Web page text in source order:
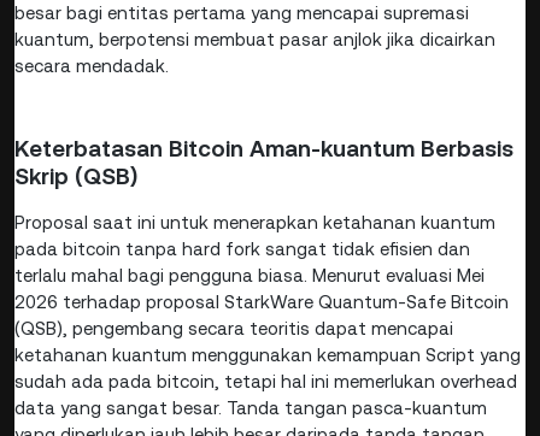
besar bagi entitas pertama yang mencapai supremasi
kuantum, berpotensi membuat pasar anjlok jika dicairkan
secara mendadak.
Keterbatasan Bitcoin Aman-kuantum Berbasis
Skrip (QSB)
Proposal saat ini untuk menerapkan ketahanan kuantum
pada bitcoin tanpa hard fork sangat tidak efisien dan
terlalu mahal bagi pengguna biasa. Menurut evaluasi Mei
2026 terhadap proposal StarkWare Quantum-Safe Bitcoin
(QSB), pengembang secara teoritis dapat mencapai
ketahanan kuantum menggunakan kemampuan Script yang
sudah ada pada bitcoin, tetapi hal ini memerlukan overhead
data yang sangat besar. Tanda tangan pasca-kuantum